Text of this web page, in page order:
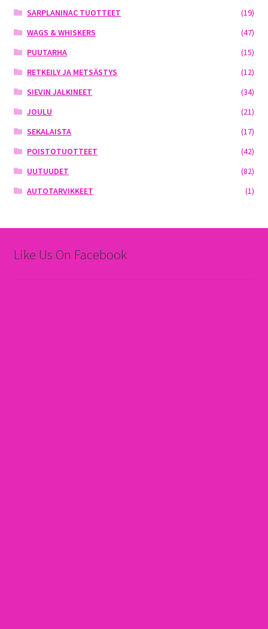
SARPLANINAC TUOTTEET
(19)
WAGS & WHISKERS
(47)
PUUTARHA
(15)
RETKEILY JA METSÄSTYS
(12)
SIEVIN JALKINEET
(34)
JOULU
(21)
SEKALAISTA
(17)
POISTOTUOTTEET
(42)
UUTUUDET
(82)
AUTOTARVIKKEET
(1)
Like Us On Facebook